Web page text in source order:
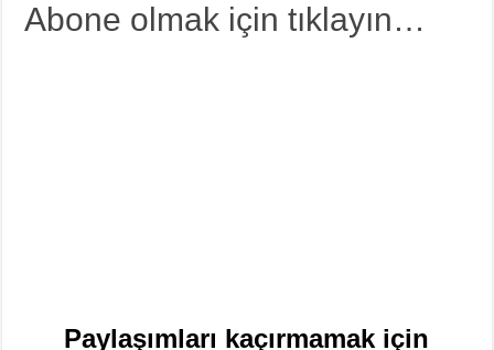
Abone olmak için tıklayın…
Paylaşımları kaçırmamak için